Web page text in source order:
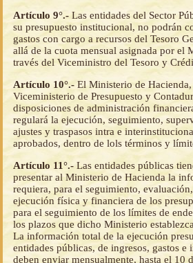
Artículo 9°.- Las entidades del Sector
su presupuesto institucional, no podrán
gastos con cargo a recursos del Tesoro
allá de la cuota mensual asignada por el
través del Viceministro del Tesoro y
Artículo 10°.- El Ministerio de Hacienda,
Viceministerio de Presupuesto y
disposiciones de administración
regulará la ejecución, seguimiento,
ajustes y traspasos intra e
aprobados, dentro de lols términos y
Artículo 11°.- Las entidades públicas
presentar al Ministerio de Hacienda la
requiera, para el seguimiento,
ejecución física y financiera de los
para el seguimiento de los límites de
los plazos que dicho Ministerio
La información total de la ejecución
entidades públicas, de ingresos, gastos e
deben enviar mensualmente, hasta el 10